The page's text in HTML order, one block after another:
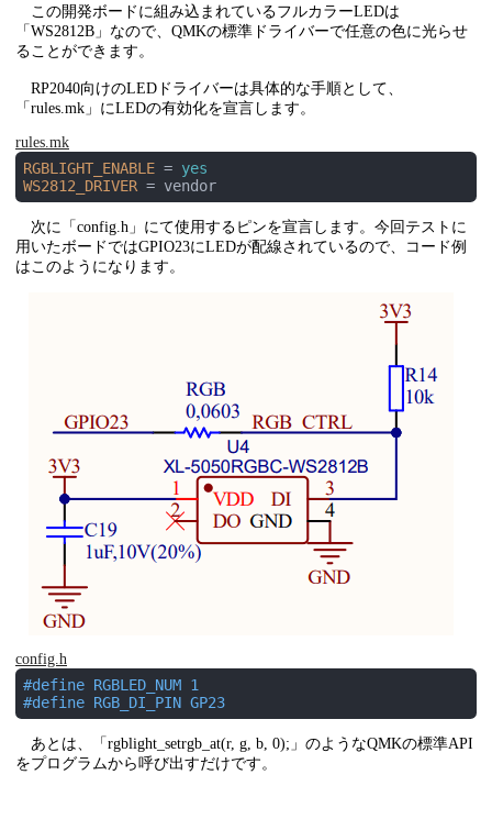
この開発ボードに組み込まれているフルカラーLEDは
「WS2812B」なので、QMKの標準ドライバーで任意の色に光らせ
ることができます。
RP2040向けのLEDドライバーは具体的な手順として、
「rules.mk」にLEDの有効化を宣言します。
rules.mk
RGBLIGHT_ENABLE = yes
WS2812_DRIVER = vendor
次に「config.h」にて使用するピンを宣言します。今回テストに
用いたボードではGPIO23にLEDが配線されているので、コード例
はこのようになります。
config.h
#define RGBLED_NUM 1
#define RGB_DI_PIN GP23
あとは、「rgblight_setrgb_at(r, g, b, 0);」のようなQMKの標準API
をプログラムから呼び出すだけです。